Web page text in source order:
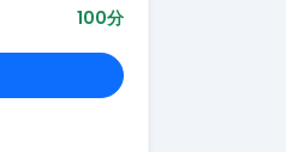
100分